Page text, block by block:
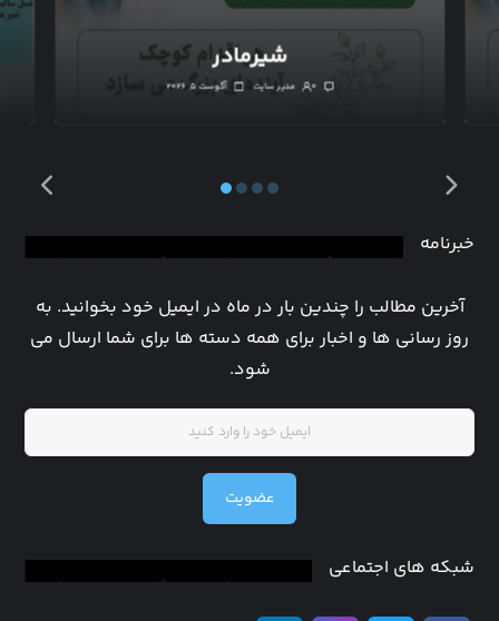
شیرمادر
آگوست ۵, ۲۰۲۶ مدیر سایت ۰
خبرنامه
آخرین مطالب را چندین بار در ماه در ایمیل خود بخوانید. به
روز رسانی ها و اخبار برای همه دسته ها برای شما ارسال می
شود.
عضویت
شبکه های اجتماعی